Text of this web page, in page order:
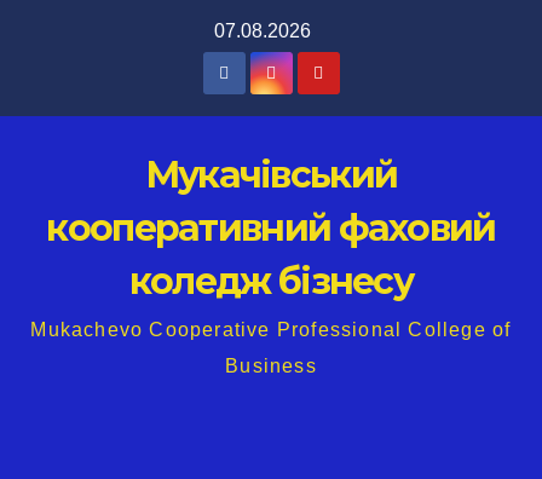
07.08.2026
Мукачівський
кооперативний фаховий
коледж бізнесу
Mukachevo Cooperative Professional College of
Business